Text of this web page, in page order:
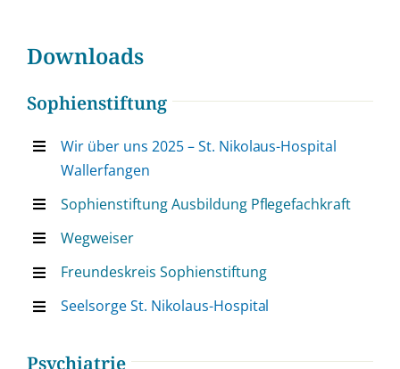
Downloads
Sophienstiftung
Wir über uns 2025 – St. Nikolaus-Hospital
Wallerfangen
Sophienstiftung Ausbildung Pflegefachkraft
Wegweiser
Freundeskreis Sophienstiftung
Seelsorge St. Nikolaus-Hospital
Psychiatrie